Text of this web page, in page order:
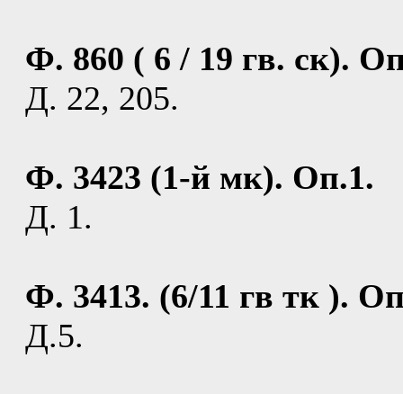
Ф. 860 ( 6 / 19 гв. ск).
Д. 22, 205.
Ф. 3423 (1-й мк). Оп.1.
Д. 1.
Ф. 3413. (6/11 гв тк ).
Д.5.